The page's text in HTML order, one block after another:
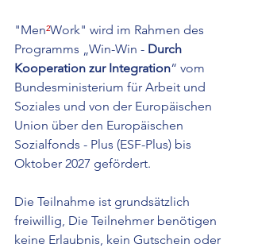
"Men²Work" wird im Rahmen des
Programms „Win-Win - Durch
Kooperation zur Integration“ vom
Bundesministerium für Arbeit und
Soziales und von der Europäischen
Union über den Europäischen
Sozialfonds - Plus (ESF-Plus) bis
Oktober 2027 gefördert.
Die Teilnahme ist grundsätzlich
freiwillig, Die Teilnehmer benötigen
keine Erlaubnis, kein Gutschein oder